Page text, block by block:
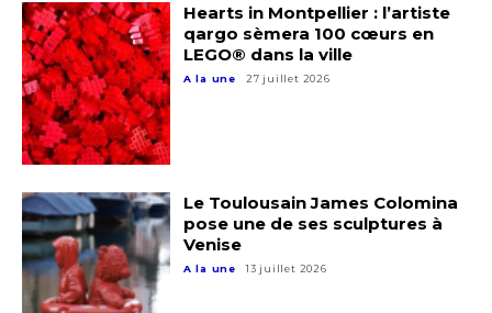
Adresse email*
Nom
Prénom
Adresse email*
Hearts in Montpellier : l’artiste
qargo sèmera 100 cœurs en
LEGO® dans la ville
A la une 27 juillet 2026
Le Toulousain James Colomina
pose une de ses sculptures à
Venise
A la une 13 juillet 2026